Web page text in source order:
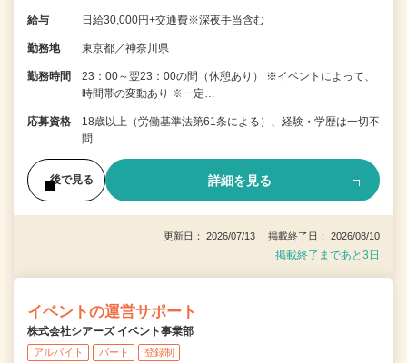
給与 日給30,000円+交通費※深夜手当含む
勤務地 東京都／神奈川県
勤務時間
23：00～翌23：00の間（休憩あり） ※イベントによって、
時間帯の変動あり ※一定…
応募資格
18歳以上（労働基準法第61条による）、経験・学歴は一切不
問
後で見る 詳細を見る
更新日： 2026/07/13 掲載終了日： 2026/08/10
掲載終了まであと3日
イベントの運営サポート
株式会社シアーズ イベント事業部
アルバイト パート 登録制